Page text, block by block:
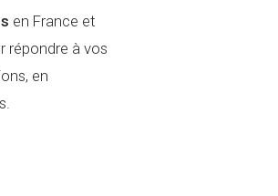
en France et
répondre à vos
en